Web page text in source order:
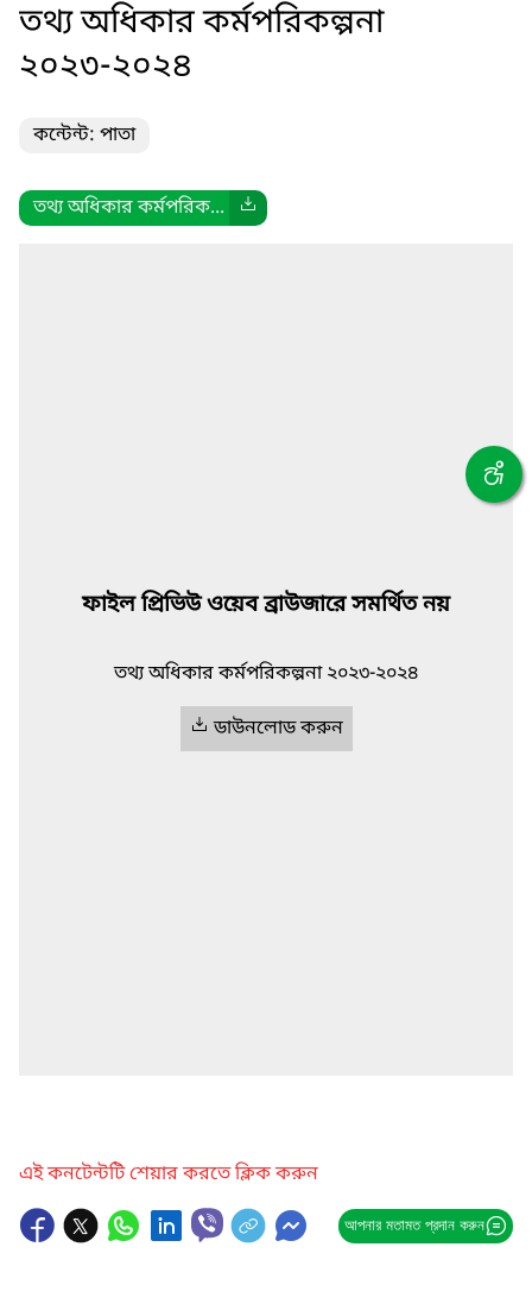
তথ্য অধিকার কর্মপরিকল্পনা
২০২৩-২০২৪
কন্টেন্ট: পাতা
তথ্য অধিকার কর্মপরিক...
ফাইল প্রিভিউ ওয়েব ব্রাউজারে সমর্থিত নয়
তথ্য অধিকার কর্মপরিকল্পনা ২০২৩-২০২৪
ডাউনলোড করুন
এই কনটেন্টটি শেয়ার করতে ক্লিক করুন
আপনার মতামত প্রদান করুন